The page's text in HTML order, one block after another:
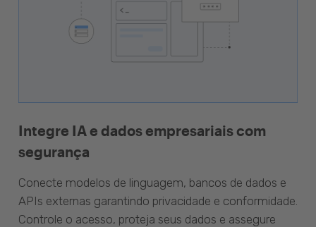
Integre IA e dados empresariais com
segurança
Conecte modelos de linguagem, bancos de dados e
APIs externas garantindo privacidade e conformidade.
Controle o acesso, proteja seus dados e assegure